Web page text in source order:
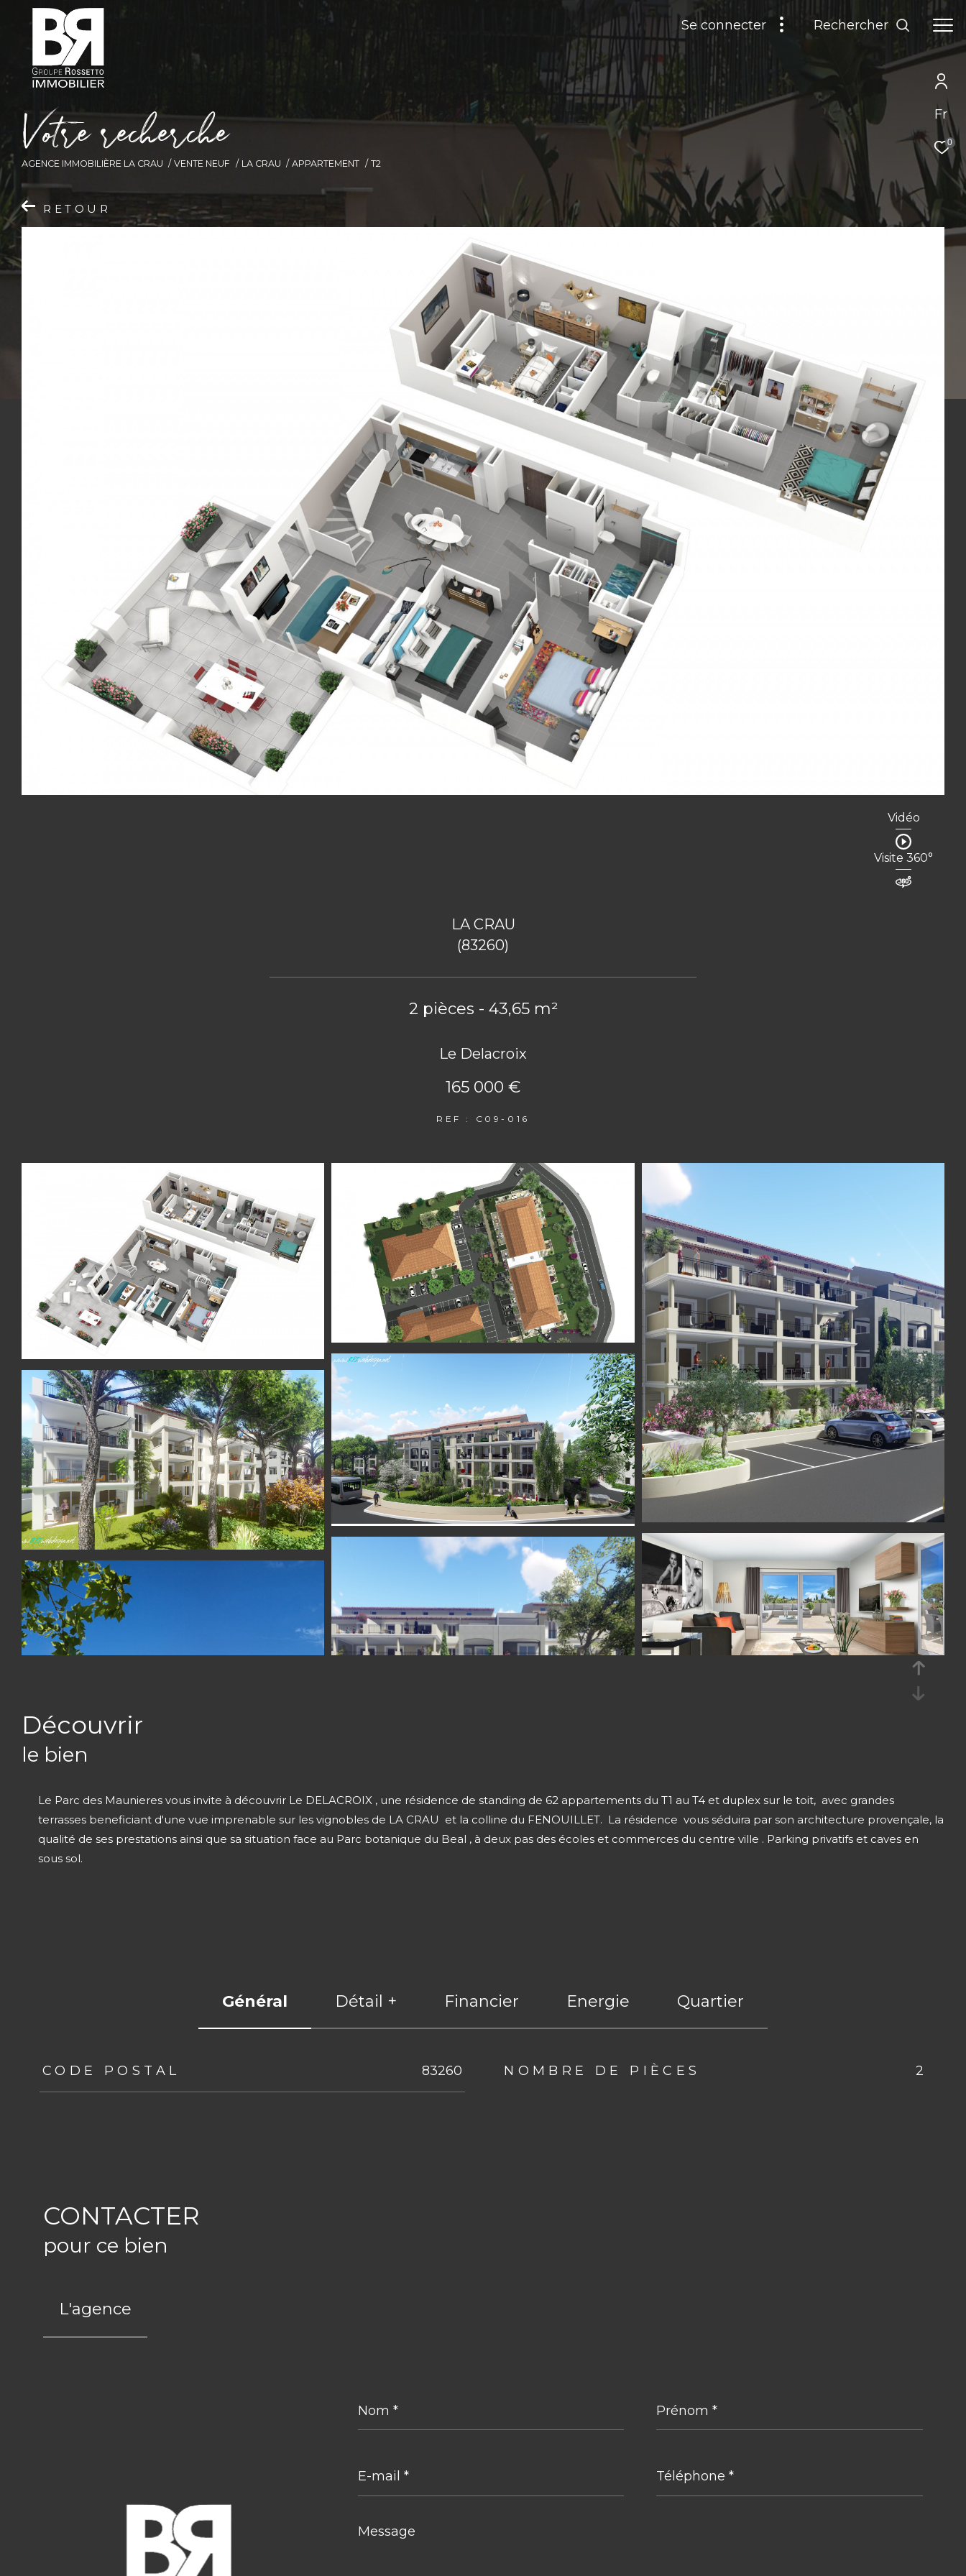
Fr
0
Se connecter Rechercher
Votre recherche
AGENCE IMMOBILIÈRE LA CRAU VENTE NEUF LA CRAU APPARTEMENT T2
RETOUR
Vidéo
Visite 360°
LA CRAU
(83260)
2 pièces - 43,65 m²
Le Delacroix
165 000 €
REF : C09-016
découvrir
le bien
Le Parc des Maunieres vous invite à découvrir Le DELACROIX , une résidence de standing de 62 appartements du T1 au T4 et duplex sur le toit, avec grandes
terrasses beneficiant d'une vue imprenable sur les vignobles de LA CRAU et la colline du FENOUILLET. La résidence vous séduira par son architecture provençale, la
qualité de ses prestations ainsi que sa situation face au Parc botanique du Beal , à deux pas des écoles et commerces du centre ville . Parking privatifs et caves en
sous sol.
Général Détail + Financier Energie Quartier
TRAD_ZEPHYR_Caracteristique
CODE POSTAL 83260 NOMBRE DE PIÈCES 2
CONTACTER
pour ce bien
L'agence
* *
mail
*
*
Message
*